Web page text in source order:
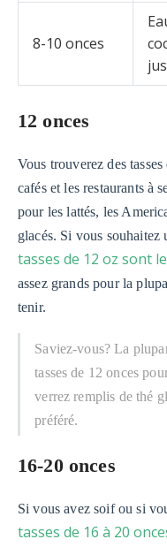
8-10 onces
jus
12 onces
Vous trouverez des
cafés et les restaurants à
pour les lattés, les
glacés. Si vous souhaitez
tasses de 12 oz sont
assez grands pour la
tenir.
Saviez-vous? La
tasses de 12 onces
verrez remplis de thé
préféré.
16-20 onces
Si vous avez soif ou si
tasses de 16 à 20